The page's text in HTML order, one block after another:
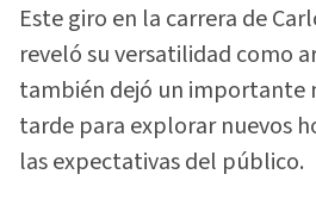
Este giro en la carrera de
reveló su versatilidad como
también dejó un importante
tarde para explorar nuevos
las expectativas del público.